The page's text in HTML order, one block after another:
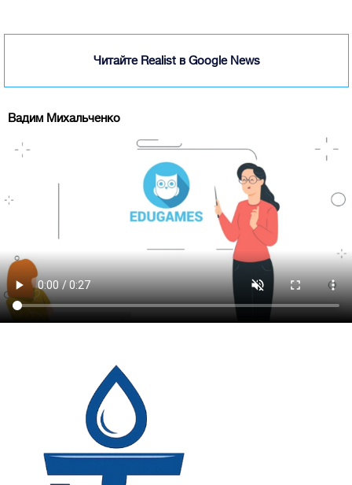
Читайте Realist в Google News
Вадим Михальченко